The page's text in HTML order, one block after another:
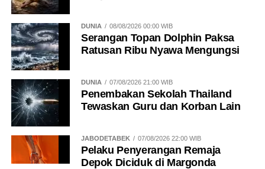
DUNIA 08/08/2026 00:00 WIB
Serangan Topan Dolphin Paksa
Ratusan Ribu Nyawa Mengungsi
DUNIA 07/08/2026 21:00 WIB
Penembakan Sekolah Thailand
Tewaskan Guru dan Korban Lain
JABODETABEK 07/08/2026 22:00 WIB
Pelaku Penyerangan Remaja
Depok Diciduk di Margonda